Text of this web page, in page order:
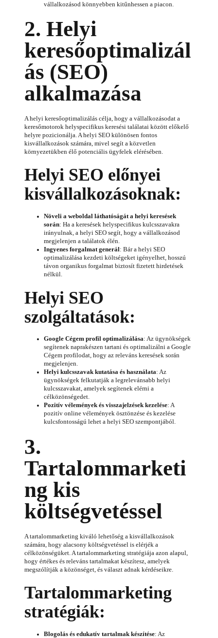
vállalkozásod könnyebben kitűnhessen a piacon.
2. Helyi
keresőoptimalizál
ás (SEO)
alkalmazása
A helyi keresőoptimalizálás célja, hogy a vállalkozásodat a
keresőmotorok helyspecifikus keresési találatai között előkelő
helyre pozicionálja. A helyi SEO különösen fontos
kisvállalkozások számára, mivel segít a közvetlen
környezetükben élő potenciális ügyfelek elérésében.
Helyi SEO előnyei
kisvállalkozásoknak:
Növeli a weboldal láthatóságát a helyi keresések
során: Ha a keresések helyspecifikus kulcsszavakra
irányulnak, a helyi SEO segít, hogy a vállalkozásod
megjelenjen a találatok élén.
Ingyenes forgalmat generál: Bár a helyi SEO
optimalizálása kezdeti költségeket igényelhet, hosszú
távon organikus forgalmat biztosít fizetett hirdetések
nélkül.
Helyi SEO
szolgáltatások:
Google Cégem profil optimalizálása: Az ügynökségek
segítenek naprakészen tartani és optimalizálni a Google
Cégem profilodat, hogy az releváns keresések során
megjelenjen.
Helyi kulcsszavak kutatása és használata: Az
ügynökségek felkutatják a legrelevánsabb helyi
kulcsszavakat, amelyek segítenek elérni a
célközönségedet.
Pozitív vélemények és visszajelzések kezelése: A
pozitív online vélemények ösztönzése és kezelése
kulcsfontosságú lehet a helyi SEO szempontjából.
3.
Tartalommarketi
ng kis
költségvetéssel
A tartalommarketing kiváló lehetőség a kisvállalkozások
számára, hogy alacsony költségvetéssel is elérjék a
célközönségüket. A tartalommarketing stratégiája azon alapul,
hogy értékes és releváns tartalmakat készítesz, amelyek
megszólítják a közönséget, és választ adnak kérdéseikre.
Tartalommarketing
stratégiák:
Blogolás és edukatív tartalmak készítése: Az